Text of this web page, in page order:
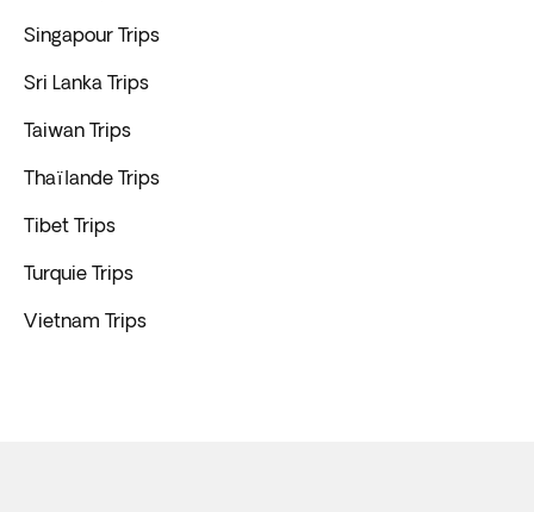
Singapour Trips
Sri Lanka Trips
Taiwan Trips
Thaïlande Trips
Tibet Trips
Turquie Trips
Vietnam Trips